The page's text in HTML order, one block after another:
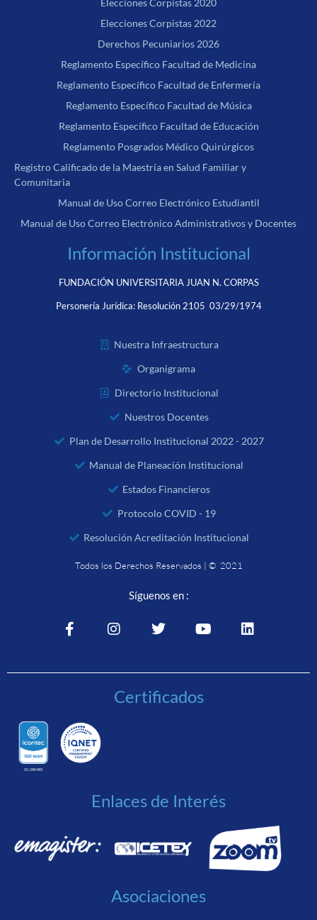
Elecciones Corpistas 2022
Derechos Pecuniarios 2026
Reglamento Específico Facultad de Medicina
Reglamento Específico Facultad de Enfermería
Reglamento Específico Facultad de Música
Reglamento Específico Facultad de Educación
Reglamento Posgrados Médico Quirúrgicos
Registro Calificado de la Maestría en Salud Familiar y
Comunitaria
Manual de Uso Correo Electrónico Estudiantil
Manual de Uso Correo Electrónico Administrativos y Docentes
Información Institucional
FUNDACIÓN UNIVERSITARIA JUAN N. CORPAS
Personería Jurídica: Resolución 2105 03/29/1974
Nuestra Infraestructura
Organigrama
Directorio Institucional
Nuestros Docentes
Plan de Desarrollo Institucional 2022 - 2027
Manual de Planeación Institucional
Estados Financieros
Protocolo COVID - 19
Resolución Acreditación Institucional
Todos los Derechos Reservados | © 2021
Síguenos en :
Certificados
Enlaces de Interés
Asociaciones